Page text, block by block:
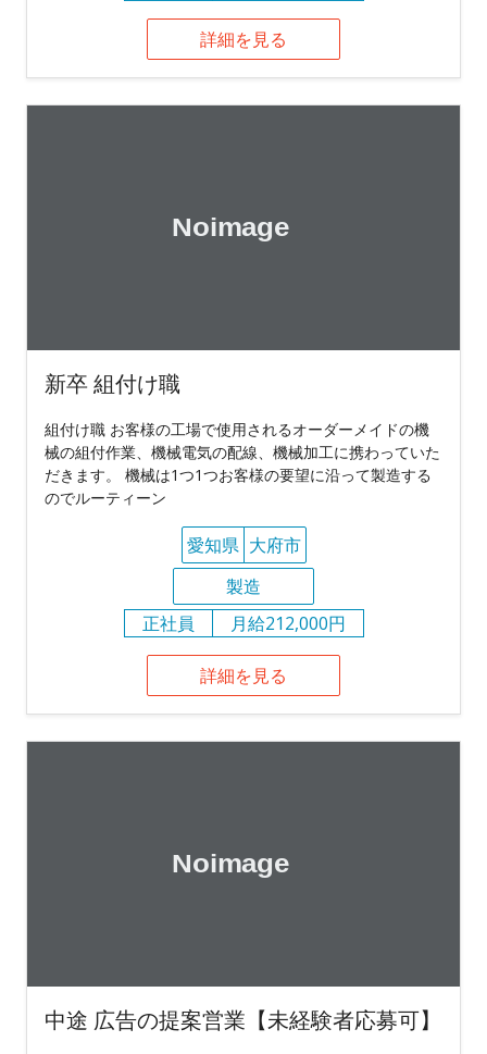
詳細を見る
新卒 組付け職
組付け職 お客様の工場で使用されるオーダーメイドの機
械の組付作業、機械電気の配線、機械加工に携わっていた
だきます。 機械は1つ1つお客様の要望に沿って製造する
のでルーティーン
愛知県 大府市
製造
正社員
月給212,000円
詳細を見る
中途 広告の提案営業【未経験者応募可】